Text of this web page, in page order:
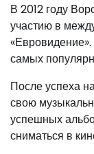
В 2012 году
участию в
самых
После успеха
свою
успешных
сниматься в